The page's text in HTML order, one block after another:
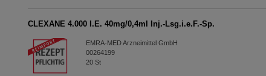
CLEXANE 4.000 I.E. 40mg/0,4ml Inj.-Lsg.i.e.F.-Sp.
EMRA-MED Arzneimittel GmbH
00264199
20St